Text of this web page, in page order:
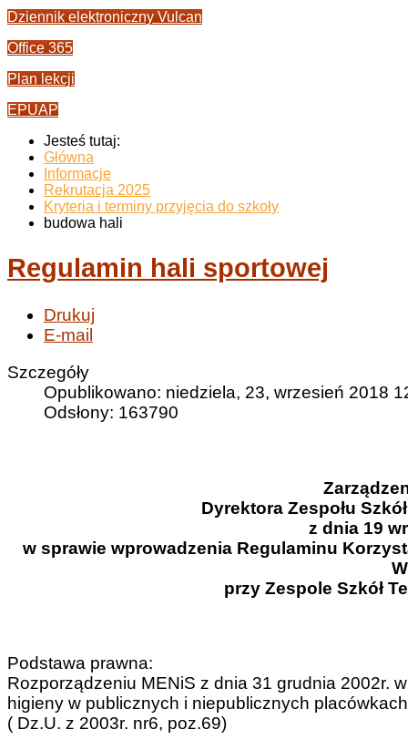
Dziennik elektroniczny Vulcan
Office 365
Plan lekcji
EPUAP
Jesteś tutaj:
Główna
Informacje
Rekrutacja 2025
Kryteria i terminy przyjęcia do szkoły
budowa hali
Regulamin hali sportowej
Drukuj
E-mail
Szczegóły
Opublikowano: niedziela, 23, wrzesień 2018
Odsłony: 163790
Dyrektora Zespołu
z dnia 19
w sprawie wprowadzenia Regulaminu
przy Zespole Szkół
Podstawa prawna:
Rozporządzeniu MENiS z dnia 31 grudnia 2002r.
higieny w publicznych i niepublicznych
( Dz.U. z 2003r. nr6, poz.69)